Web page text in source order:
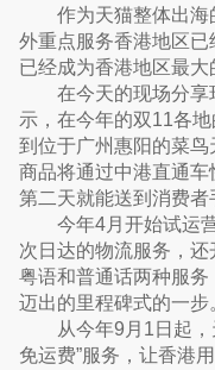
作为天猫整体出
外重点服务香港地区
已经成为香港地区最大
在今天的现场分
示，在今年的双11各
到位于广州惠阳的菜鸟
商品将通过中港直通车
第二天就能送到消费者
今年4月开始试运
次日达的物流服务，
粤语和普通话两种服
迈出的里程碑式的一步
从今年9月1日起
免运费”服务，让香港